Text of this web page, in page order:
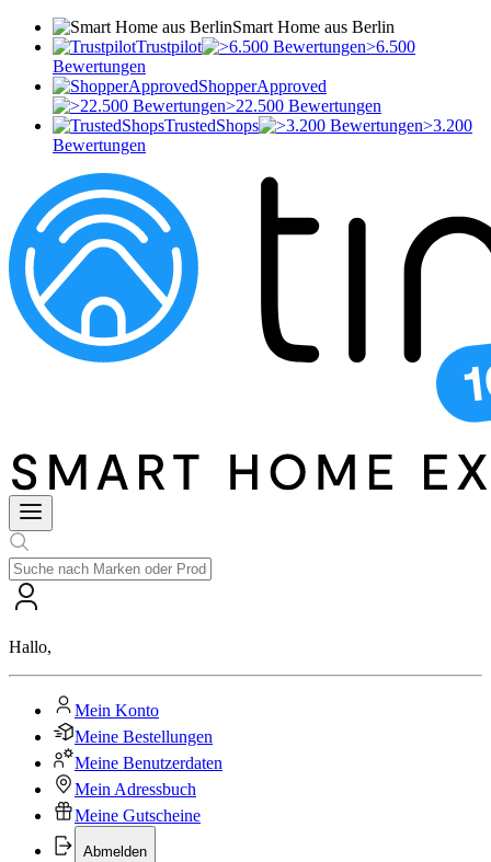
Smart Home aus Berlin
Trustpilot
>6.500
Bewertungen
ShopperApproved
>22.500 Bewertungen
TrustedShops
>3.200
Bewertungen
Hallo,
Mein Konto
Meine Bestellungen
Meine Benutzerdaten
Mein Adressbuch
Meine Gutscheine
Abmelden